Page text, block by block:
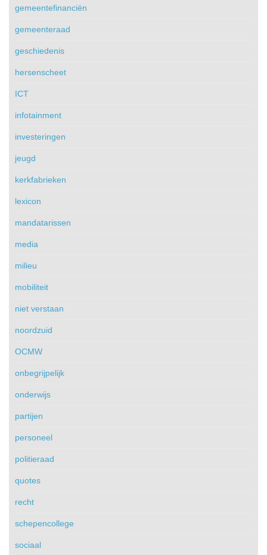
gemeentefinanciën
gemeenteraad
geschiedenis
hersenscheet
ICT
infotainment
investeringen
jeugd
kerkfabrieken
lexicon
mandatarissen
media
milieu
mobiliteit
niet verstaan
noordzuid
OCMW
onbegrijpelijk
onderwijs
partijen
personeel
politieraad
quotes
recht
schepencollege
sociaal